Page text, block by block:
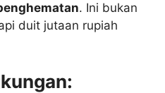
. Ini bukan
duit jutaan rupiah